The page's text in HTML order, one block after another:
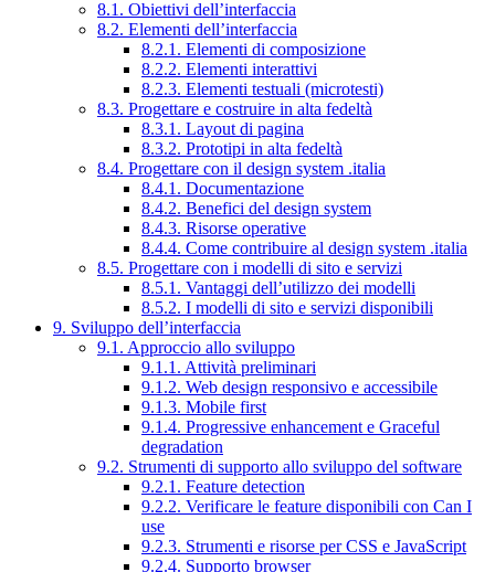
8.1. Obiettivi dell’interfaccia
8.2. Elementi dell’interfaccia
8.2.1. Elementi di composizione
8.2.2. Elementi interattivi
8.2.3. Elementi testuali (microtesti)
8.3. Progettare e costruire in alta fedeltà
8.3.1. Layout di pagina
8.3.2. Prototipi in alta fedeltà
8.4. Progettare con il design system .italia
8.4.1. Documentazione
8.4.2. Benefici del design system
8.4.3. Risorse operative
8.4.4. Come contribuire al design system .italia
8.5. Progettare con i modelli di sito e servizi
8.5.1. Vantaggi dell’utilizzo dei modelli
8.5.2. I modelli di sito e servizi disponibili
9. Sviluppo dell’interfaccia
9.1. Approccio allo sviluppo
9.1.1. Attività preliminari
9.1.2. Web design responsivo e accessibile
9.1.3. Mobile first
9.1.4. Progressive enhancement e Graceful
degradation
9.2. Strumenti di supporto allo sviluppo del software
9.2.1. Feature detection
9.2.2. Verificare le feature disponibili con Can I
use
9.2.3. Strumenti e risorse per CSS e JavaScript
9.2.4. Supporto browser